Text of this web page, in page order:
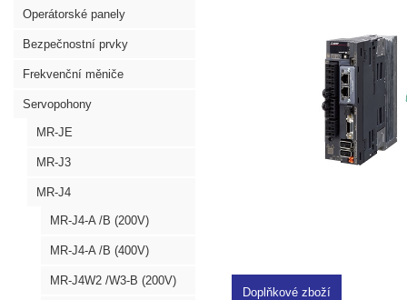
Operátorské panely
Bezpečnostní prvky
Frekvenční měniče
Servopohony
MR-JE
MR-J3
MR-J4
MR-J4-A /B (200V)
MR-J4-A /B (400V)
MR-J4W2 /W3-B (200V)
Doplňkové zboží